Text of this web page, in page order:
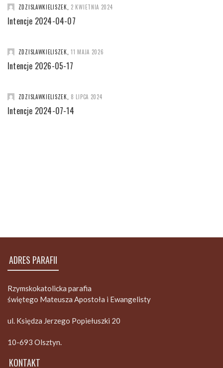
ZDZISLAWKIELISZEK 2 KWIETNIA 2024
Intencje 2024-04-07
ZDZISLAWKIELISZEK 11 MAJA 2026
Intencje 2026-05-17
ZDZISLAWKIELISZEK 8 LIPCA 2024
Intencje 2024-07-14
ADRES PARAFII
Rzymskokatolicka parafia
świętego Mateusza Apostoła i Ewangelisty
ul. Księdza Jerzego Popiełuszki 20
10-693 Olsztyn.
KONTAKT